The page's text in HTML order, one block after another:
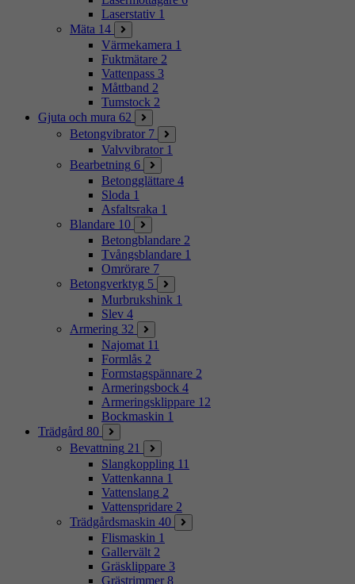
Laserstativ 1
Mäta 14
Värmekamera 1
Fuktmätare 2
Vattenpass 3
Måttband 2
Tumstock 2
Gjuta och mura 62
Betongvibrator 7
Valvvibrator 1
Bearbetning 6
Betongglättare 4
Sloda 1
Asfaltsraka 1
Blandare 10
Betongblandare 2
Tvångsblandare 1
Omrörare 7
Betongverktyg 5
Murbrukshink 1
Slev 4
Armering 32
Najomat 11
Formlås 2
Formstagspännare 2
Armeringsbock 4
Armeringsklippare 12
Bockmaskin 1
Trädgård 80
Bevattning 21
Slangkoppling 11
Vattenkanna 1
Vattenslang 2
Vattenspridare 2
Trädgårdsmaskin 40
Flismaskin 1
Gallervält 2
Gräsklippare 3
Grästrimmer 8